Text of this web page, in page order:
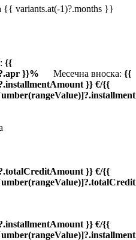
{{ variants.at(-1)?.months }}
{{
}}%
Месечна вноска: {{
}} €/{{
}} €/{{
}} €/{{